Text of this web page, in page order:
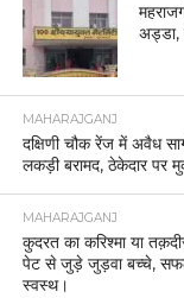
अड्डा,
MAHARAJGANJ
दक्षिणी चौक रेंज में अवैध
लकड़ी बरामद, ठेकेदार पर
MAHARAJGANJ
कुदरत का करिश्मा या
पेट से जुड़े जुड़वा बच्चे,
स्वस्थ।